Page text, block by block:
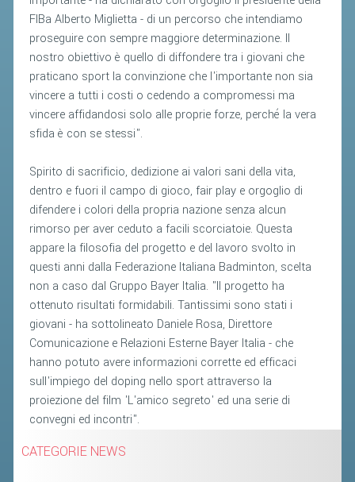
FIBa Alberto Miglietta - di un percorso che intendiamo
proseguire con sempre maggiore determinazione. Il
nostro obiettivo è quello di diffondere tra i giovani che
praticano sport la convinzione che l'importante non sia
vincere a tutti i costi o cedendo a compromessi ma
vincere affidandosi solo alle proprie forze, perché la vera
sfida è con se stessi".
Spirito di sacrificio, dedizione ai valori sani della vita,
dentro e fuori il campo di gioco, fair play e orgoglio di
difendere i colori della propria nazione senza alcun
rimorso per aver ceduto a facili scorciatoie. Questa
appare la filosofia del progetto e del lavoro svolto in
questi anni dalla Federazione Italiana Badminton, scelta
non a caso dal Gruppo Bayer Italia. "Il progetto ha
ottenuto risultati formidabili. Tantissimi sono stati i
giovani - ha sottolineato Daniele Rosa, Direttore
Comunicazione e Relazioni Esterne Bayer Italia - che
hanno potuto avere informazioni corrette ed efficaci
sull'impiego del doping nello sport attraverso la
proiezione del film 'L'amico segreto' ed una serie di
convegni ed incontri".
CATEGORIE NEWS
MODULI
MANIFESTAZIONI SPORTIVE
UFFICIALI DI GARA
RICHIESTA TORNEI
EVENTI SOSTENIBILI
PARA BADMINTON
L'ATTIVITÀ
TESSERAMENTO
GARE
STAFF TECNICO
CLASSIFICHE 2016-2023
ATLETI D'INTERESSE NAZIONALE
SCHEDE ATLETI
PROMOZIONE